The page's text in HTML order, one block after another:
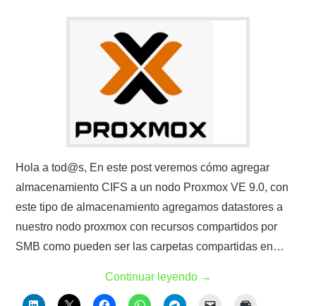
Hola a tod@s, En este post veremos cómo agregar
almacenamiento CIFS a un nodo Proxmox VE 9.0, con
este tipo de almacenamiento agregamos datastores a
nuestro nodo proxmox con recursos compartidos por
SMB como pueden ser las carpetas compartidas en…
Continuar leyendo →